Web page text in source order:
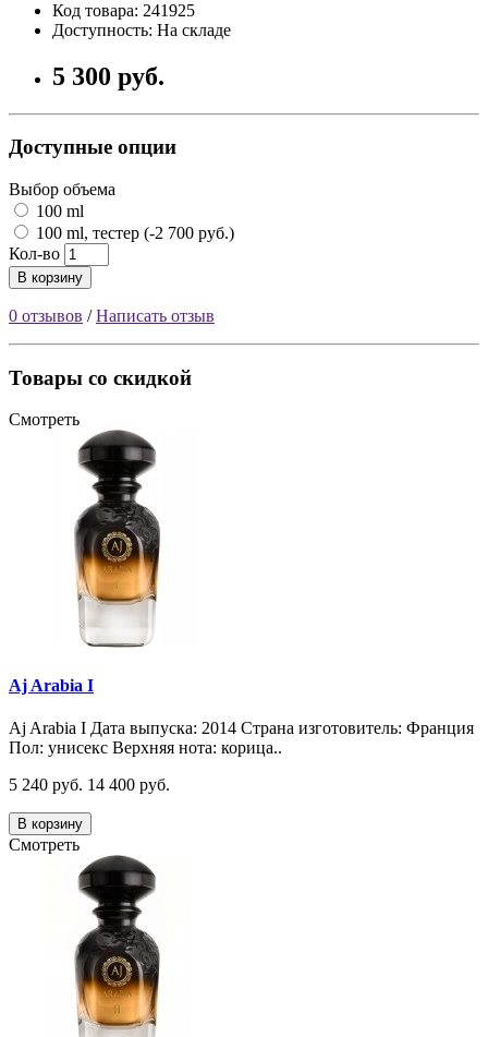
Код товара: 241925
Доступность: На складе
5 300 руб.
Доступные опции
Выбор объема
100 ml
100 ml, тестер (-2 700 руб.)
Кол-во
В корзину
0 отзывов /Написать отзыв
Товары со скидкой
Смотреть
Aj Arabia I
Aj Arabia I Дата выпуска: 2014 Страна изготовитель: Франция
Пол: унисекс Верхняя нота: корица..
5 240 руб. 14 400 руб.
В корзину
Смотреть